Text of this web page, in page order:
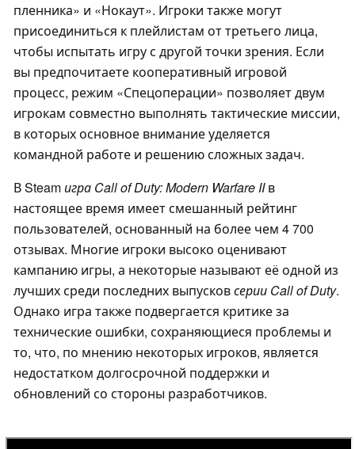
пленника» и «Нокаут». Игроки также могут
присоединиться к плейлистам от третьего лица,
чтобы испытать игру с другой точки зрения. Если
вы предпочитаете кооперативный игровой
процесс, режим «Спецоперации» позволяет двум
игрокам совместно выполнять тактические миссии,
в которых основное внимание уделяется
командной работе и решению сложных задач.
В Steam игра Call of Duty: Modern Warfare IIв
настоящее время имеет смешанный рейтинг
пользователей, основанный на более чем 4 700
отзывах. Многие игроки высоко оценивают
кампанию игры, а некоторые называют её одной из
лучших среди последних выпусковсерии Call of Duty.
Однако игра также подвергается критике за
технические ошибки, сохраняющиеся проблемы и
то, что, по мнению некоторых игроков, является
недостатком долгосрочной поддержки и
обновлений со стороны разработчиков.